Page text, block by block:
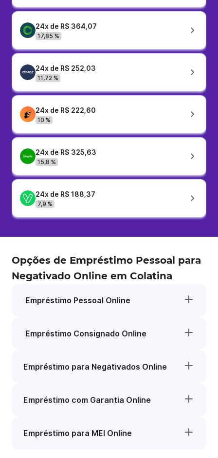
24x de R$ 364,07
17,85 %
24x de R$ 252,03
11,72 %
24x de R$ 222,60
10 %
24x de R$ 325,63
15,8 %
24x de R$ 188,37
7,9 %
Opções de Empréstimo Pessoal para
Negativado Online em Colatina
Empréstimo Pessoal Online
Empréstimo Consignado Online
Empréstimo para Negativados Online
Empréstimo com Garantia Online
Empréstimo para MEI Online